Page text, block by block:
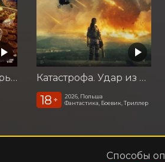
Последний богатырь. Колобок Катастрофа. Удар из космоса
18 +
2026, Польша
Фантастика, Боевик, Триллер
Способы